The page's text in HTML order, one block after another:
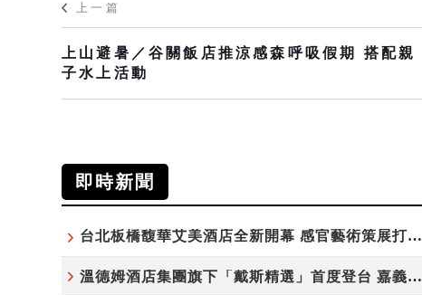
上一篇
上山避暑／谷關飯店推涼感森呼吸假期 搭配親
子水上活動
即時新聞
台北板橋馥華艾美酒店全新開幕 感官藝術策展打造旅居新風格
溫德姆酒店集團旗下「戴斯精選」首度登台 嘉義首店揭新幕